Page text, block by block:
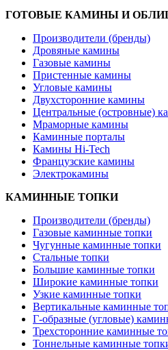
ГОТОВЫЕ КАМИНЫ И
Производители (бренды)
Дровяные камины
Газовые камины
Пристенные камины
Угловые камины
Двухсторонние камины
Центральные (островные)
Мраморные камины
Каминные порталы
Камины Hi-Tech
Французские камины
Электрокамины
КАМИННЫЕ ТОПКИ
Производители (бренды)
Газовые каминные топки
Чугунные каминные топки
Стальные топки
Большие каминные топки
Широкие каминные топки
Узкие каминные топки
Вертикальные каминные
Г-образные (угловые)
Трехсторонние каминные
Тоннельные каминные